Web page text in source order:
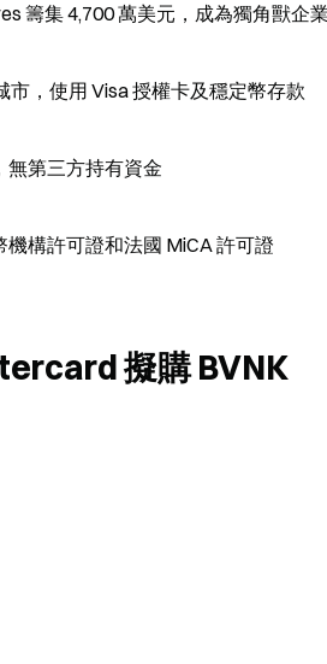
籌集 4,700 萬美元，成為獨角獸企
，使用 Visa 授權卡及穩定幣存款
無第三方持有資金
構許可證和法國 MiCA 許可證
擬購 BVNK